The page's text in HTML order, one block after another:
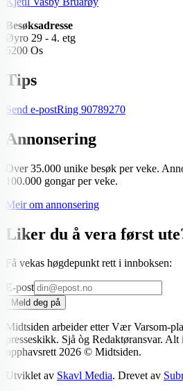
Besøksadresse
Øyro 29 - 4. etg
5200 Os
Tips
Send e-postRing 90789270
Annonsering
Over 35.000 unike besøk per veke.
100.000 gongar per veke.
Meir om annonsering
Liker du å vera først
Få vekas høgdepunkt rett i innboksen:
E-post
Meld deg på
Midtsiden arbeider etter Vær Varsom-
presseskikk. Sjå òg Redaktøransvar.
opphavsrett2026 © Midtsiden.
Utviklet av Skavl Media. Drevet av